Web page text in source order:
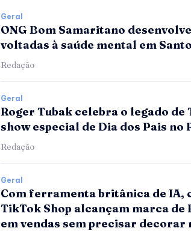
Geral
ONG Bom Samaritano
voltadas à saúde mental em
Redação
Geral
Roger Tubak celebra o legado de
show especial de Dia dos Pais no
Redação
Geral
Com ferramenta britânica de IA,
TikTok Shop alcançam marca de
em vendas sem precisar